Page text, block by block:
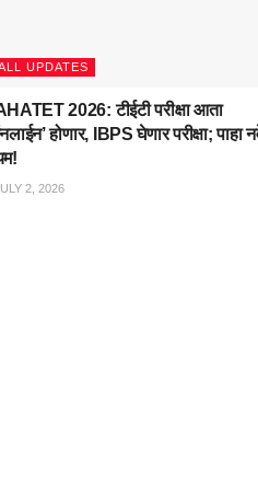
UPDATES
2026: टीईटी परीक्षा आता
होणार, IBPS घेणार परीक्षा; पाहा
2, 2026